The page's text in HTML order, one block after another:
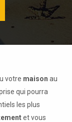
votre maison au
qui pourra
les plus
et vous